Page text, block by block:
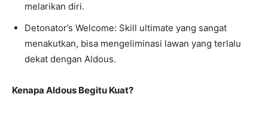
melarikan diri.
Detonator’s Welcome: Skill ultimate yang sangat
menakutkan, bisa mengeliminasi lawan yang terlalu
dekat dengan Aldous.
Kenapa Aldous Begitu Kuat?